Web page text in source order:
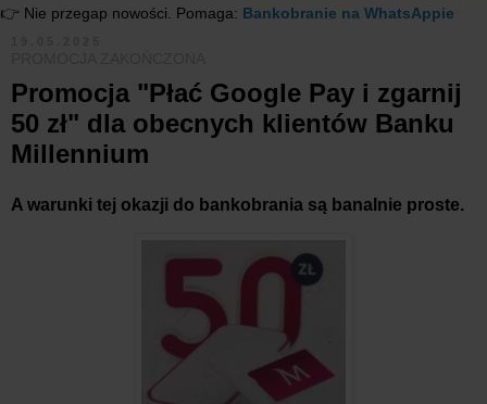
👉 Nie przegap nowości. Pomaga: Bankobranie na WhatsAppie
Promocja "Płać Google Pay i zgarnij
50 zł" dla obecnych klientów Banku
Millennium
A warunki tej okazji do bankobrania są banalnie proste.